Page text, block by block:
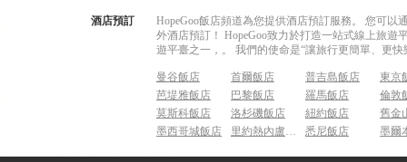
酒店預訂
HopeGoo飯店頻道為您提供酒店預訂服務。 您可
外酒店預訂！ HopeGoo致力於打造一站式線上旅
遊平臺之一，。 我們的使命是“讓旅行更簡單、更
曼谷飯店 首爾飯店 普吉島飯店
東京
芭堤雅飯店
巴黎飯店 羅馬飯店
倫敦
莫斯科飯店
洛杉磯飯店 紐約飯店
舊金
墨西哥城飯店
里約熱內盧飯店 悉尼飯店 墨爾